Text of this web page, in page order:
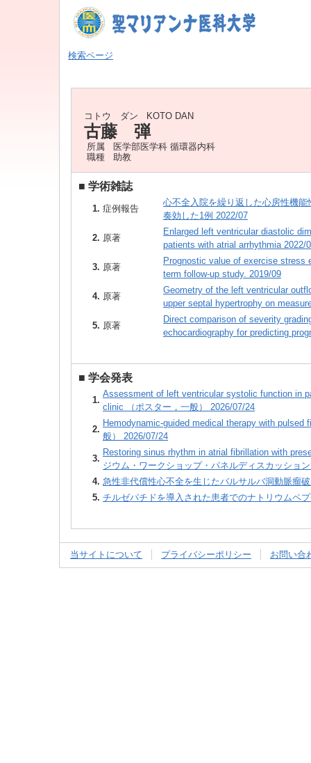
検索ページ
コトウ ダン KOTO DAN
古藤 弾
所属
医学部医学科 循環器内科
職種
助教
■ 学術雑誌
1. 症例報告
心不全入院を繰り返した心房性機
奏効した1例 2022/07
2. 原著
Enlarged left ventricular diastolic
patients with atrial arrhythmia 2022/
3. 原著
Prognostic value of exercise stress
term follow-up study. 2019/09
4. 原著
Geometry of the left ventricular
upper septal hypertrophy on
5. 原著
Direct comparison of severity
echocardiography for predicting
■ 学会発表
1.
Assessment of left ventricular systolic function in
clinic （ポスター，一般） 2026/07/24
2.
Hemodynamic-guided medical therapy with
般） 2026/07/24
3.
Restoring sinus rhythm in atrial fibrillation with
ジウム・ワークショップ・パネルディスカッショ
4. 急性非代償性心不全を生じたバルサルバ洞動脈瘤
5. チルゼパチドを導入された患者でのナトリウムペ
当サイトについて プライバシーポリシー お問い合